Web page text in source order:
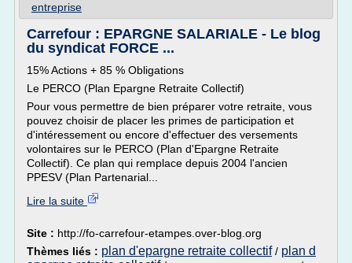
entreprise
Carrefour : EPARGNE SALARIALE - Le blog
du syndicat FORCE ...
15% Actions + 85 % Obligations
Le PERCO (Plan Epargne Retraite Collectif)
Pour vous permettre de bien préparer votre retraite, vous
pouvez choisir de placer les primes de participation et
d'intéressement ou encore d'effectuer des versements
volontaires sur le PERCO (Plan d'Epargne Retraite
Collectif). Ce plan qui remplace depuis 2004 l'ancien
PPESV (Plan Partenarial...
Lire la suite
Site : http://fo-carrefour-etampes.over-blog.org
Thèmes liés : plan d'epargne retraite collectif/ plan d